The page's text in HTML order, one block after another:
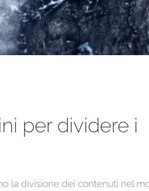
per dividere i
la divisione dei contenuti nel